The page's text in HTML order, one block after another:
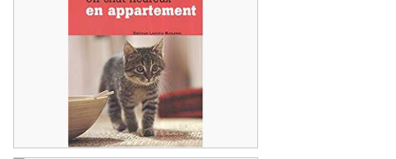
Le manuel du chat en appartement ! Des
conseils pour rendre heureux votre boule
de poils !